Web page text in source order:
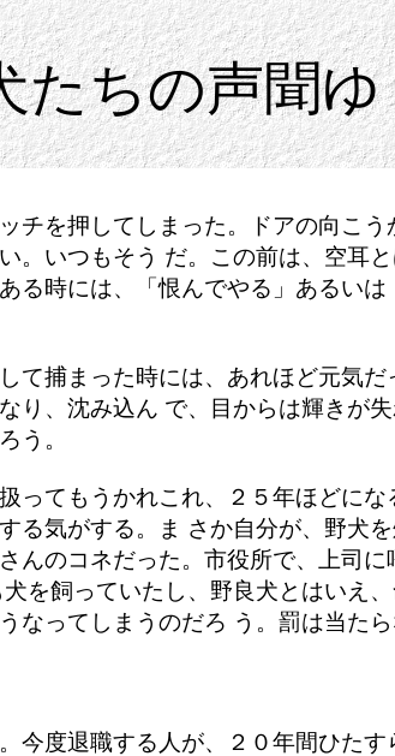
たちの声聞ゆ
チを押してしまった。ドアの向こ
。いつもそう だ。この前は、空耳
る時には、「恨んでやる」あるい
て捕まった時には、あれほど元気だ
り、沈み込ん で、目からは輝きが
う。
ってもうかれこれ、２５年ほどに
る気がする。ま さか自分が、野犬
んのコネだった。市役所で、上司
を飼っていたし、野良犬とはいえ
なってしまうのだろ う。罰は当た
今度退職する人が、２０年間ひた